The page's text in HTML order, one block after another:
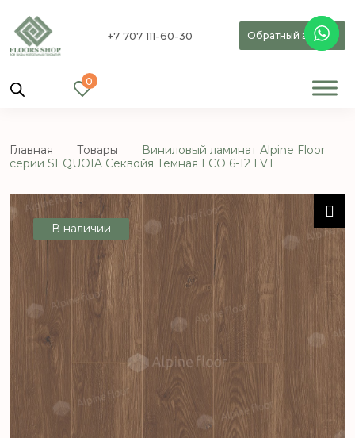
+7 707 111-60-30 Обратный звонок
0
Главная Товары
Виниловый ламинат Alpine Floor
серии SEQUOIA Секвойя Темная ЕСО 6-12 LVT
В наличии